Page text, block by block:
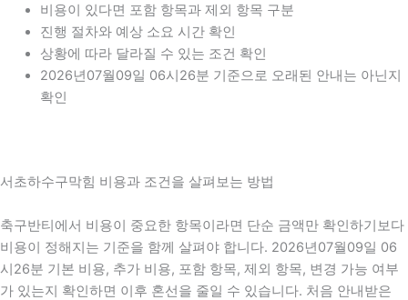
비용이 있다면 포함 항목과 제외 항목 구분
진행 절차와 예상 소요 시간 확인
상황에 따라 달라질 수 있는 조건 확인
2026년07월09일 06시26분 기준으로 오래된 안내는 아닌지
확인
서초하수구막힘 비용과 조건을 살펴보는 방법
축구반티에서 비용이 중요한 항목이라면 단순 금액만 확인하기보다
비용이 정해지는 기준을 함께 살펴야 합니다. 2026년07월09일 06
시26분 기본 비용, 추가 비용, 포함 항목, 제외 항목, 변경 가능 여부
가 있는지 확인하면 이후 혼선을 줄일 수 있습니다. 처음 안내받은